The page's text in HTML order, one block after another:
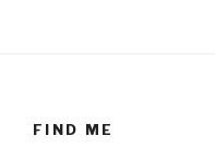
FIND ME